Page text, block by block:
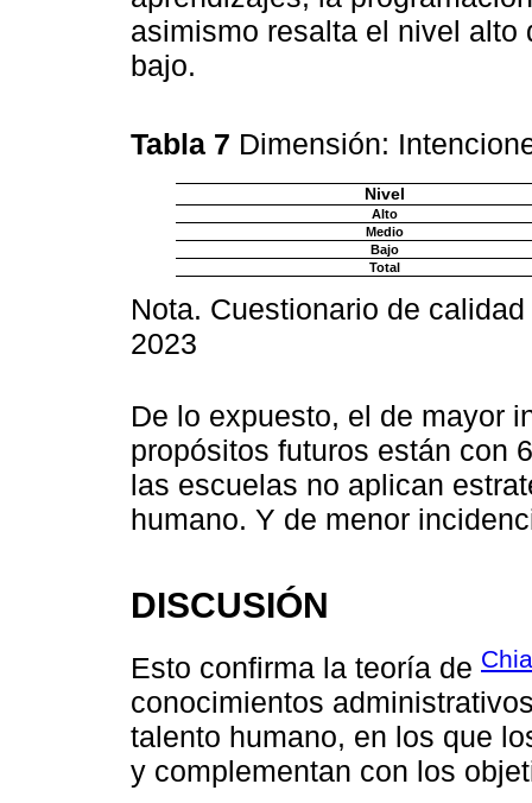
asimismo resalta el nivel alto
bajo.
Tabla 7 Dimensión:
Nivel
Alto
Medio
Bajo
Total
Nota. Cuestionario de
2023
De lo expuesto, el de mayor
propósitos futuros están con
las escuelas no aplican
humano. Y de menor
DISCUSIÓN
Esto confirma la teoría de
conocimientos
talento humano, en los que
y complementan con los